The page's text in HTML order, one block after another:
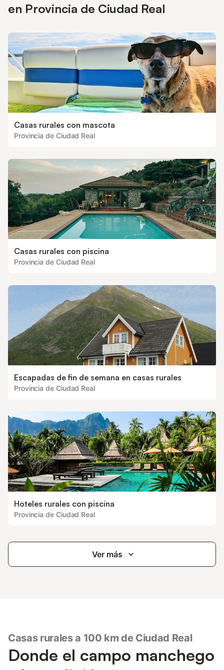
en Provincia de Ciudad Real
Casas rurales con mascota
Provincia de Ciudad Real
Casas rurales con piscina
Provincia de Ciudad Real
Escapadas de fin de semana en casas rurales
Provincia de Ciudad Real
Hoteles rurales con piscina
Provincia de Ciudad Real
Ver más
Casas rurales a 100 km de Ciudad Real
Donde el campo manchego